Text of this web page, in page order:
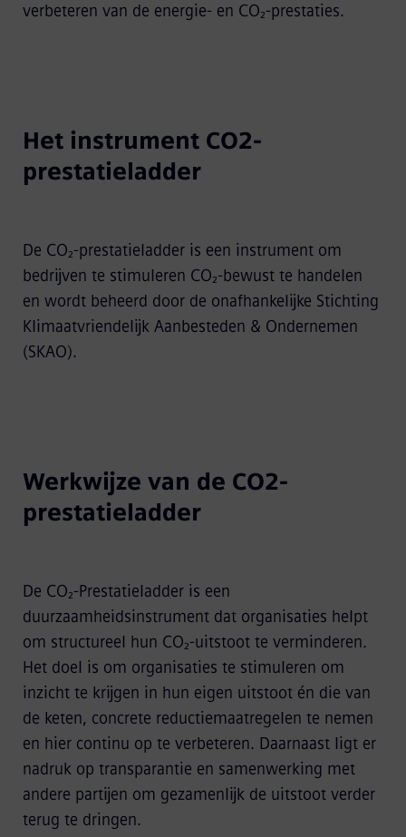
verbeteren van de energie‑ en CO₂‑prestaties.
Het instrument CO2-
prestatieladder
De CO₂‑prestatieladder is een instrument om
bedrijven te stimuleren CO₂‑bewust te handelen
en wordt beheerd door de onafhankelijke Stichting
Klimaatvriendelijk Aanbesteden & Ondernemen
(SKAO).
Werkwijze van de CO2-
prestatieladder
De CO₂‑Prestatieladder is een
duurzaamheidsinstrument dat organisaties helpt
om structureel hun CO₂‑uitstoot te verminderen.
Het doel is om organisaties te stimuleren om
inzicht te krijgen in hun eigen uitstoot én die van
de keten, concrete reductiemaatregelen te nemen
en hier continu op te verbeteren. Daarnaast ligt er
nadruk op transparantie en samenwerking met
andere partijen om gezamenlijk de uitstoot verder
terug te dringen.